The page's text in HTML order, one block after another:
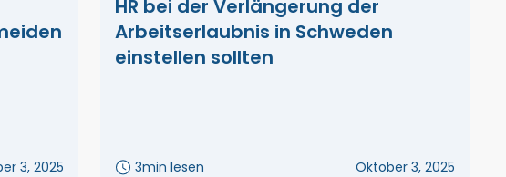
3, 2025
HR bei der Verlängerung der
Arbeitserlaubnis in Schweden
einstellen sollten
3min lesen Oktober 3, 2025